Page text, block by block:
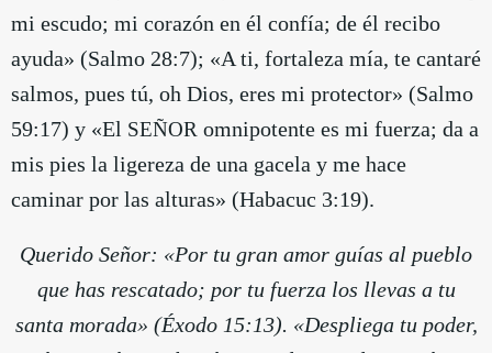
mi escudo; mi corazón en él confía; de él recibo
ayuda» (Salmo 28:7); «A ti, fortaleza mía, te cantaré
salmos, pues tú, oh Dios, eres mi protector» (Salmo
59:17) y «El SEÑOR omnipotente es mi fuerza; da a
mis pies la ligereza de una gacela y me hace
caminar por las alturas» (Habacuc 3:19).
Querido Señor: «Por tu gran amor guías al pueblo
que has rescatado; por tu fuerza los llevas a tu
santa morada» (Éxodo 15:13). «Despliega tu poder,